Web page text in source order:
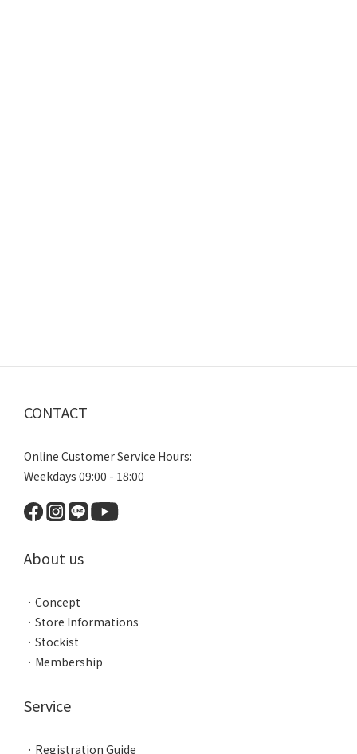
CONTACT
Online Customer Service Hours:
Weekdays 09:00 - 18:00
About us
． Concept
． Store Informations
． Stockist
． Membership
Service
． Registration Guide